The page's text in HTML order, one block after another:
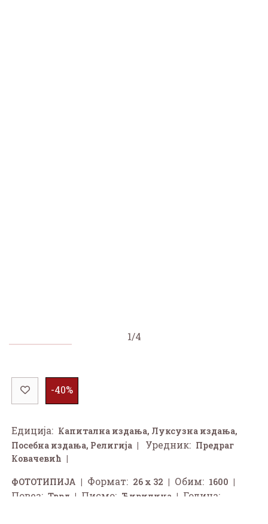
1/4
-40%
Едиција: Капитална издања, Луксузна издања,
Посебна издања, Религија Уредник: Предраг
Ковачевић
ФОТОТИПИЈА Формат: 26 x 32 Обим: 1600
Повез: Тврд Писмо: Ћирилица Година: